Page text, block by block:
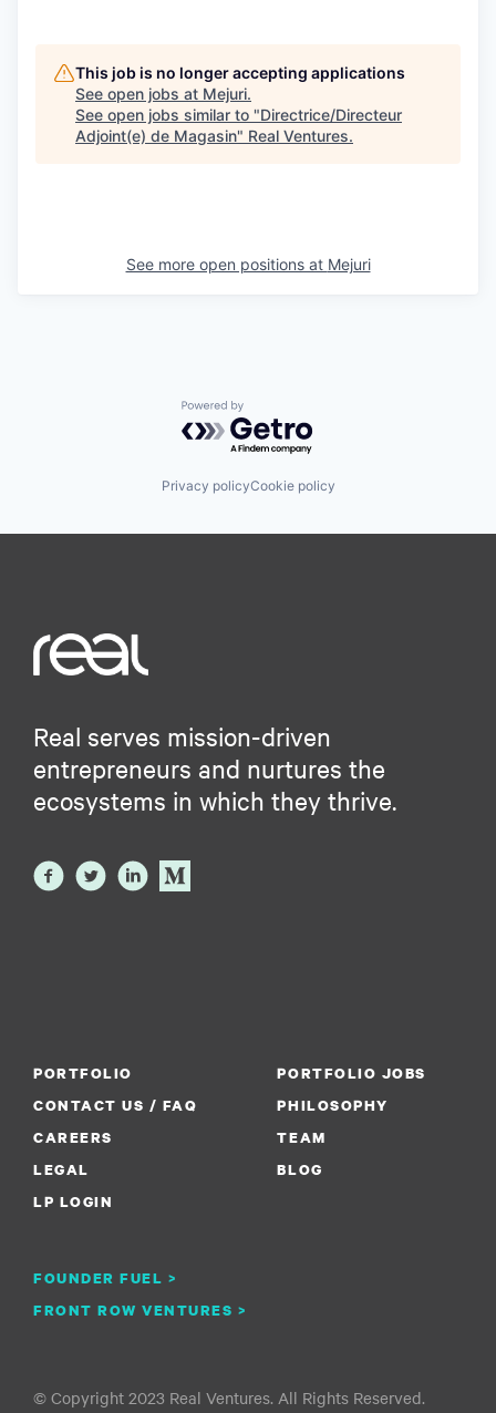
This job is no longer accepting applications
See open jobs at Mejuri.
See open jobs similar to "Directrice/Directeur
Adjoint(e) de Magasin" Real Ventures.
See more open positions at Mejuri
Powered by Getro.com
Privacy policyCookie policy
Real serves mission-driven
entrepreneurs and nurtures the
ecosystems in which they thrive.
PORTFOLIO
PORTFOLIO JOBS
CONTACT US / FAQ
PHILOSOPHY
CAREERS
FOUNDER FUEL >
TEAM
LEGAL
FRONT ROW VENTURES >
BLOG
LP LOGIN
© Copyright 2023 Real Ventures. All Rights Reserved.